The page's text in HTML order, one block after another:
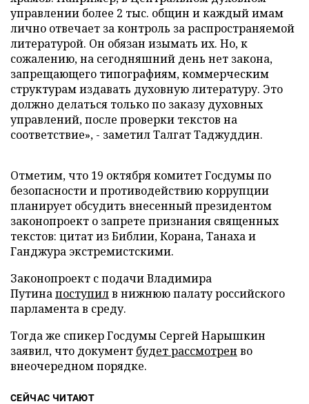
управлении более 2 тыс. общин и каждый имам
лично отвечает за контроль за распространяемой
литературой. Он обязан изымать их. Но, к
сожалению, на сегодняшний день нет закона,
запрещающего типографиям, коммерческим
структурам издавать духовную литературу. Это
должно делаться только по заказу духовных
управлений, после проверки текстов на
соответствие», - заметил Талгат Таджуддин.
Отметим, что 19 октября комитет Госдумы по
безопасности и противодействию коррупции
планирует обсудить внесенный президентом
законопроект о запрете признания священных
текстов: цитат из Библии, Корана, Танаха и
Ганджура экстремистскими.
Законопроект с подачи Владимира
Путинапоступилв нижнюю палату российского
парламента в среду.
Тогда же спикер Госдумы Сергей Нарышкин
заявил, что документ будет рассмотрен во
внеочередном порядке.
СЕЙЧАС ЧИТАЮТ